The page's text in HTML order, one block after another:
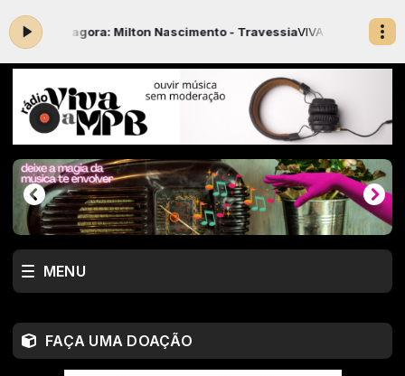
agora: Milton Nascimento - TravessiaVIVA A MPB com Nestor
MENU
FAÇA UMA DOAÇÃO